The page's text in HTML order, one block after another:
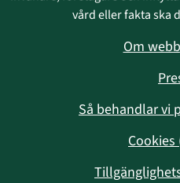
vård eller fakta ska
Om
Så behandlar vi
Cookies